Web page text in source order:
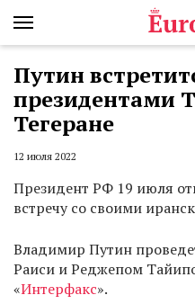
Путин
президентами
Тегеране
12 июля 2022
Президент РФ 19 июля
встречу со своими
Владимир Путин
Раиси и Реджепом
«Интерфакс».